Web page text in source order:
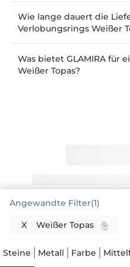
Wie lange dauert die
Verlobungsrings Weißer
Was bietet GLAMIRA für
Weißer Topas?
Angewandte Filter(1)
X Weißer Topas
Steine Metall Farbe